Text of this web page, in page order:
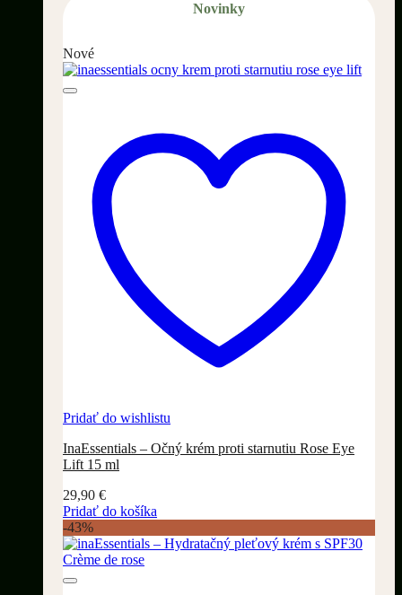
Novinky
Nové
Pridať do wishlistu
InaEssentials – Očný krém proti starnutiu Rose Eye
Lift 15 ml
29,90 €
Pridať do košíka
-43%